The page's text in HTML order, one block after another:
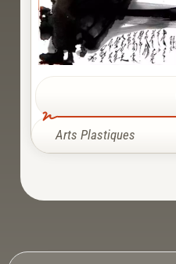
Arts Plastiques